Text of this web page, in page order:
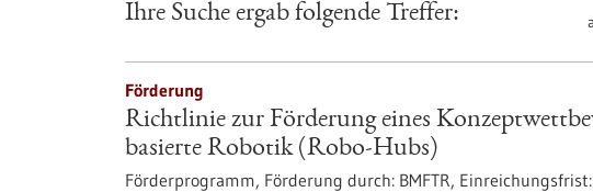
Ihre Suche ergab folgende Treffer:
Förderung
Richtlinie zur Förderung eines
basierte Robotik (Robo-Hubs)
Förderprogramm, Förderung durch: BMFTR, Einreichungsfrist: